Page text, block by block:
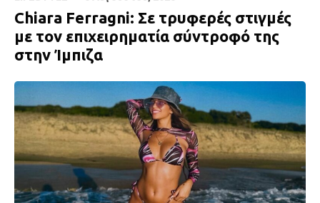
Chiara Ferragni: Σε τρυφερές στιγμές
με τον επιχειρηματία σύντροφό της
στην Ίμπιζα